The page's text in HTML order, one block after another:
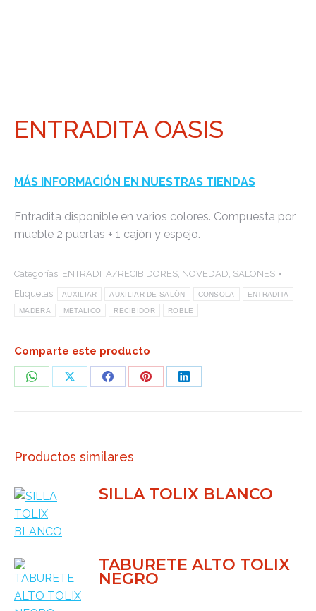
ENTRADITA OASIS
MÁS INFORMACIÓN EN NUESTRAS TIENDAS
Entradita disponible en varios colores. Compuesta por
mueble 2 puertas + 1 cajón y espejo.
Categorías: ENTRADITA/RECIBIDORES, NOVEDAD, SALONES
Etiquetas:
AUXILIAR AUXILIAR DE SALÓN CONSOLA ENTRADITA
MADERA METALICO RECIBIDOR ROBLE
Comparte este producto
Share
Share
Share
Share
Share
Productos similares
SILLA TOLIX BLANCO
TABURETE ALTO TOLIX
NEGRO